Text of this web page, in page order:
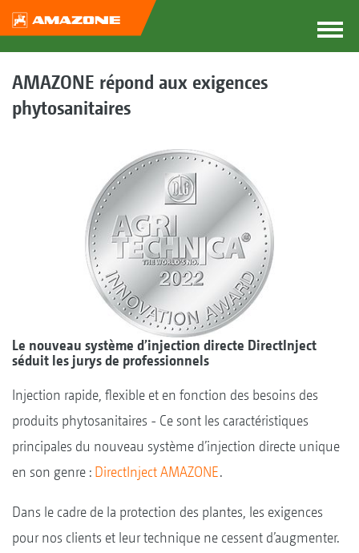
AMAZONE répond aux exigences
phytosanitaires
Le nouveau système d’injection directe DirectInject
séduit les jurys de professionnels
Injection rapide, flexible et en fonction des besoins des
produits phytosanitaires - Ce sont les caractéristiques
principales du nouveau système d’injection directe unique
en son genre : DirectInject AMAZONE.
Dans le cadre de la protection des plantes, les exigences
pour nos clients et leur technique ne cessent d’augmenter.